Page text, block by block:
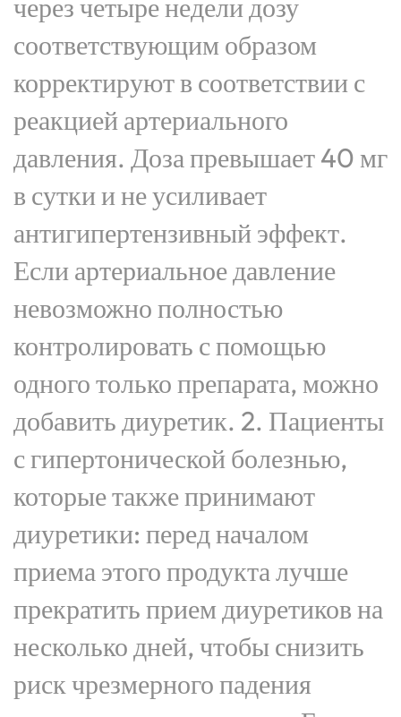
через четыре недели дозу
соответствующим образом
корректируют в соответствии с
реакцией артериального
давления. Доза превышает 40 мг
в сутки и не усиливает
антигипертензивный эффект.
Если артериальное давление
невозможно полностью
контролировать с помощью
одного только препарата, можно
добавить диуретик. 2. Пациенты
с гипертонической болезнью,
которые также принимают
диуретики: перед началом
приема этого продукта лучше
прекратить прием диуретиков на
несколько дней, чтобы снизить
риск чрезмерного падения